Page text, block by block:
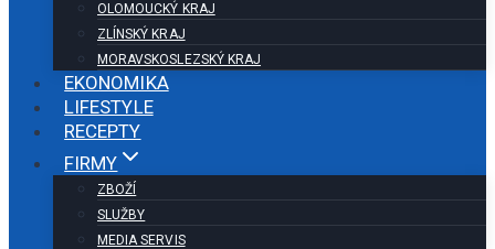
OLOMOUCKÝ KRAJ
ZLÍNSKÝ KRAJ
MORAVSKOSLEZSKÝ KRAJ
EKONOMIKA
LIFESTYLE
RECEPTY
FIRMY
ZBOŽÍ
SLUŽBY
MEDIA SERVIS